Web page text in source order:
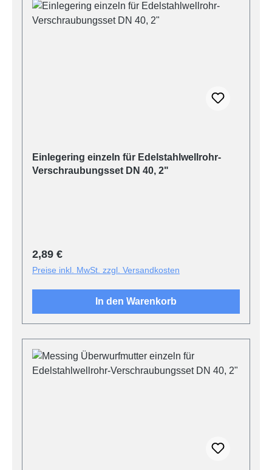
Einlegering einzeln für Edelstahlwellrohr-
Verschraubungsset DN 40, 2"
Regulärer Preis:
2,89 €
Preise inkl. MwSt. zzgl. Versandkosten
In den Warenkorb